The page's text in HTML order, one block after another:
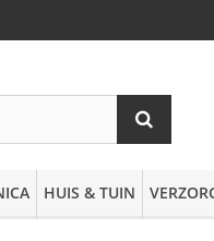
HUIS & TUIN